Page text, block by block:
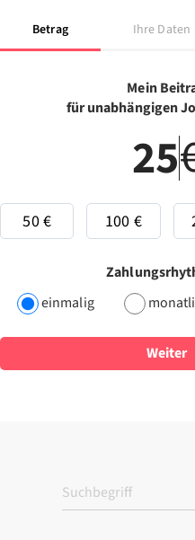
Betrag Ihre Daten
Mein
für unabhängigen
50 € 100 €
einmalig
Weiter